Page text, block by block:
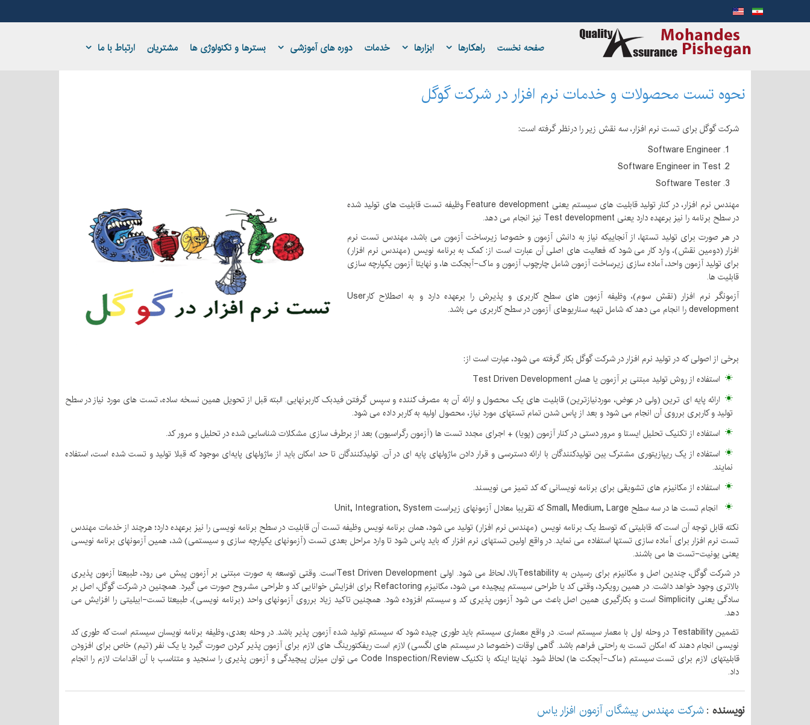
صفحه نخست راهکارها ابزارها خدمات دوره های آموزشی بسترها و تکنولوژی ها مشتریان ارتباط با ما
نحوه تست محصولات و خدمات نرم افزار در شرکت گوگل
شرکت گوگل برای تست نرم افزار، سه نقش زیر را درنظر گرفته است:
Software Engineer
Software Engineer in Test
Software Tester
مهندس نرم افزار، در کنار تولید قابلیت های سیستم یعنی Feature development وظیفه تست قابلیت های تولید شده
در سطح برنامه را نیز برعهده دارد یعنی Test development نیز انجام می دهد.
در هر صورت برای تولید تستها، از آنجاییکه نیاز به دانش آزمون و خصوصا زیرساخت آزمون می باشد، مهندس تست نرم
افزار (دومین نقش)، وارد کار می شود که فعالیت های اصلی آن عبارت است از: کمک به برنامه نویس (مهندس نرم افزار)
برای تولید آزمون واحد، آماده سازی زیرساخت آزمون شامل چارچوب آزمون و ماک-آبجکت ها، و نهایتا آزمون یکپارچه سازی
قابلیت ها.
آزمونگر نرم افزار (نقش سوم)، وظیفه آزمون های سطح کاربری و پذیرش را برعهده دارد و به اصطلاح کارUser
development را انجام می دهد که شامل تهیه سناریوهای آزمون در سطح کاربری می باشد.
برخی از اصولی که در تولید نرم افزار در شرکت گوگل بکار گرفته می شود، عبارت است از:
استفاده از روش تولید مبتنی بر آزمون یا همان Test Driven Development
ارائه پایه ای ترین (ولی در عوض، موردنیازترین) قابلیت های یک محصول و ارائه آن به مصرف کننده و سپس گرفتن فیدبک کاربرنهایی. البته قبل از تحویل همین نسخه ساده، تست های مورد نیاز در سطح
تولید و کاربری برروی آن انجام می شود و بعد از پاس شدن تمام تستهای مورد نیاز، محصول اولیه به کاربر داده می شود.
استفاده از تکنیک تحلیل ایستا و مرور دستی در کنار آزمون (پویا) + اجرای مجدد تست ها (آزمون رگراسیون) بعد از برطرف سازی مشکلات شناسایی شده در تحلیل و مرور کد.
استفاده از یک ریپازیتوری مشترک بین تولیدکنندگان با ارائه دسترسی و قرار دادن ماژولهای پایه ای در آن. تولیدکنندگان تا حد امکان باید از ماژولهای پایه‌ای موجود که قبلا تولید و تست شده است، استفاده
نمایند.
استفاده از مکانیزم های تشویقی برای برنامه نویسانی که کد تمیز می نویسند.
انجام تست ها در سه سطح Small, Medium, Large که تقریبا معادل آزمونهای زیراست Unit, Integration, System
نکته قابل توجه آن است که قابلیتی که توسط یک برنامه نویس (مهندس نرم افزار) تولید می شود، همان برنامه نویس وظیفه تست آن قابلیت در سطح برنامه نویسی را نیز برعهده دارد؛ هرچند از خدمات مهندس
تست نرم افزار برای آماده سازی تستها استفاده می نماید. در واقع اولین تستهای نرم افزار که باید پاس شود تا وارد مراحل بعدی تست (آزمونهای یکپارچه سازی و سیستمی) شد، همین آزمونهای برنامه نویسی
یعنی یونیت-تست ها می باشند.
در شرکت گوگل، چندین اصل و مکانیزم برای رسیدن به Testabilityبالا، لحاظ می شود. اولی Test Driven Developmentاست. وقتی توسعه به صورت مبتنی بر آزمون پیش می رود، طبیعتا آزمون پذیری
بالاتری وجود خواهد داشت. در همین رویکرد، وقتی کد یا طراحی سیستم پیچیده می شود، مکانیزم Refactoring برای افزایش خوانایی کد و طراحی مشروح صورت می گیرد. همچنین در شرکت گوگل، اصل بر
سادگی یعنی Simplicity است و بکارگیری همین اصل باعث می شود آزمون پذیری کد و سیستم افزوده شود. همچنین تاکید زیاد برروی آزمونهای واحد (برنامه نویسی)، طبیعتا تست-ابیلیتی را افزایش می
دهد.
تضمین Testability در وحله اول با معمار سیستم است. در واقع معماری سیستم باید طوری چیده شود که سیستم تولید شده آزمون پذیر باشد. در وحله بعدی، وظیفه برنامه نویسان سیستم است که طوری کد
نویسی انجام دهند که امکان تست به راحتی فراهم باشد. گاهی اوقات (خصوصا در سیستم های لگسی) لازم است ریفکتورینگ های لازم برای آزمون پذیر کردن صورت گیرد یا یک نفر (تیم) خاص برای افزودن
قابلیتهای لازم برای تست سیستم (ماک-آبجکت ها) لحاظ شود. نهایتا اینکه با تکنیک Code Inspection/Review می توان میزان پیچیدگی و آزمون پذیری را سنجید و متناسب با آن اقدامات لازم را انجام
داد.
نویسنده:شرکت مهندس پیشگان آزمون افزار یاس